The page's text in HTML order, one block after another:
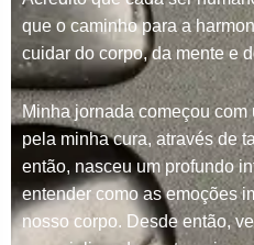
que o caminho para a
cuidar do corpo, da mente e
Minha jornada começou com
pela minha cura, através de
então, nasceu um profundo
entender como as emoções
nosso corpo. Desde então,